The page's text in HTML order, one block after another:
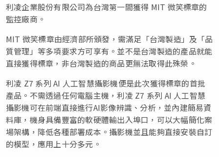
利凌企業股份有限公司為台灣第一間獲得 MIT 微笑標章的
監控廠商。
MIT 微笑標章由經濟部所頒發，需滿足「台灣製造」及「品
質管理」等多項要求方可享有。並不是台灣製造的產品就能
直接獲得標章，非台灣製造的商品更無法取得此殊榮。
利凌 Z7 系列 AI 人工智慧攝影機便是此次獲得標章的首批
產品。不需透過任何電腦主機，利凌 Z7 系列 AI 人工智慧
攝影機可在前端直接進行AI影像辨識、分析，並內建簡易資
料庫，機身具備豐富的軟硬體輸出入埠口，可以大幅簡化案
場架構，降低各種部署成本。攝影機並且能夠直接安裝自訂
的模型，應用上十分多元。